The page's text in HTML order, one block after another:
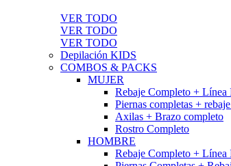
VER TODO
VER TODO
VER TODO
Depilación KIDS
COMBOS & PACKS
MUJER
Rebaje Completo + Línea
Piernas completas +
Axilas + Brazo completo
Rostro Completo
HOMBRE
Rebaje Completo + Línea